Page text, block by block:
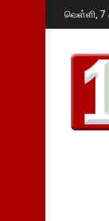
வெள்ளி, 7